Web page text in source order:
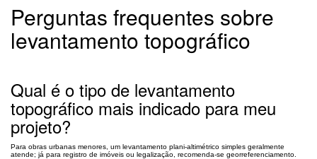
Perguntas frequentes sobre
levantamento topográfico
Qual é o tipo de levantamento
topográfico mais indicado para meu
projeto?
Para obras urbanas menores, um levantamento plani‑altimétrico simples geralmente
atende; já para registro de imóveis ou legalização, recomenda‑se georreferenciamento.